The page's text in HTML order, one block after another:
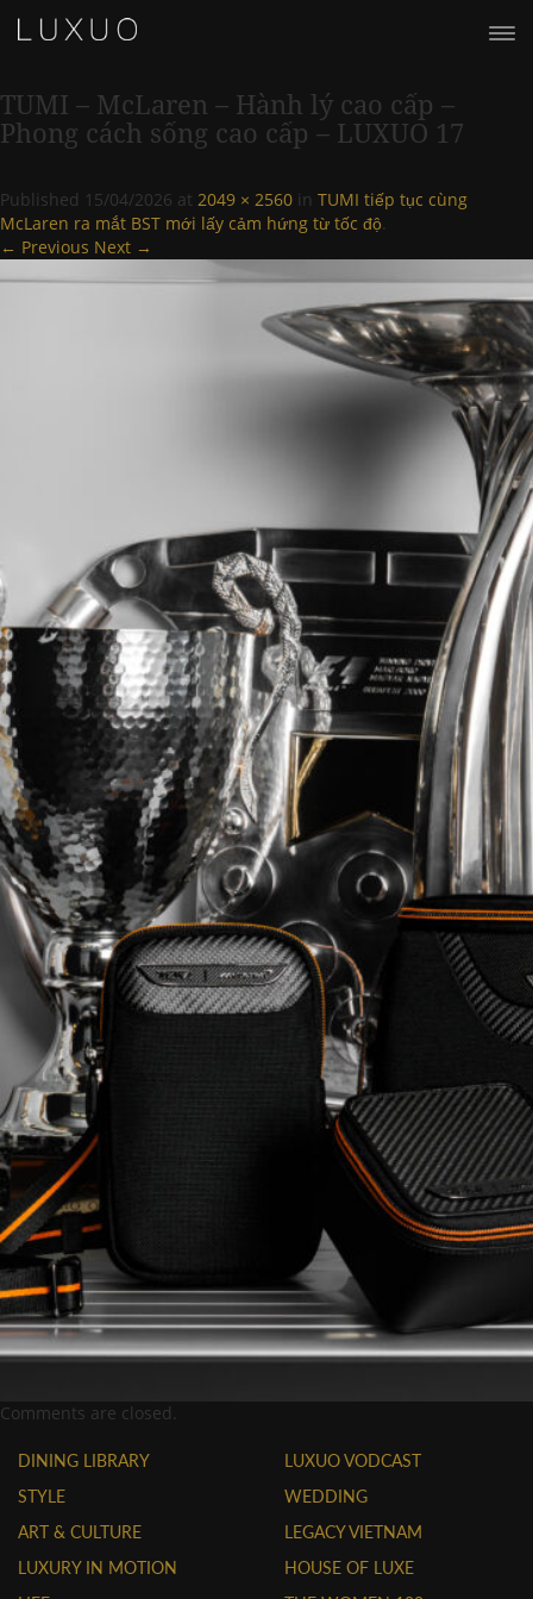
TUMI – McLaren – Hành lý cao cấp –
Phong cách sống cao cấp – LUXUO 17
Published 15/04/2026 at 2049 × 2560 in TUMI tiếp tục cùng
McLaren ra mắt BST mới lấy cảm hứng từ tốc độ.
← Previous Next →
Comments are closed.
DINING LIBRARY
STYLE
ART & CULTURE
LUXURY IN MOTION
LUXUO VODCAST
WEDDING
LEGACY VIETNAM
HOUSE OF LUXE